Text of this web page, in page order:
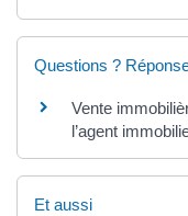
Questions ?
Vente
l’agent
Et aussi